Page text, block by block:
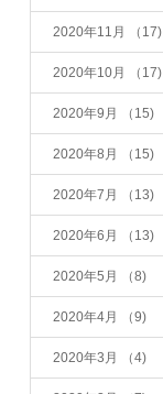
2020年11月 （17)
2020年10月 （17)
2020年9月 （15)
2020年8月 （15)
2020年7月 （13)
2020年6月 （13)
2020年5月 （8)
2020年4月 （9)
2020年3月 （4)